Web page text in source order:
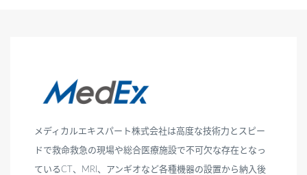
メディカルエキスパート株式会社は高度な技術力とスピー
ドで救命救急の現場や総合医療施設で不可欠な存在となっ
ているCT、MRI、アンギオなど各種機器の設置から納入後